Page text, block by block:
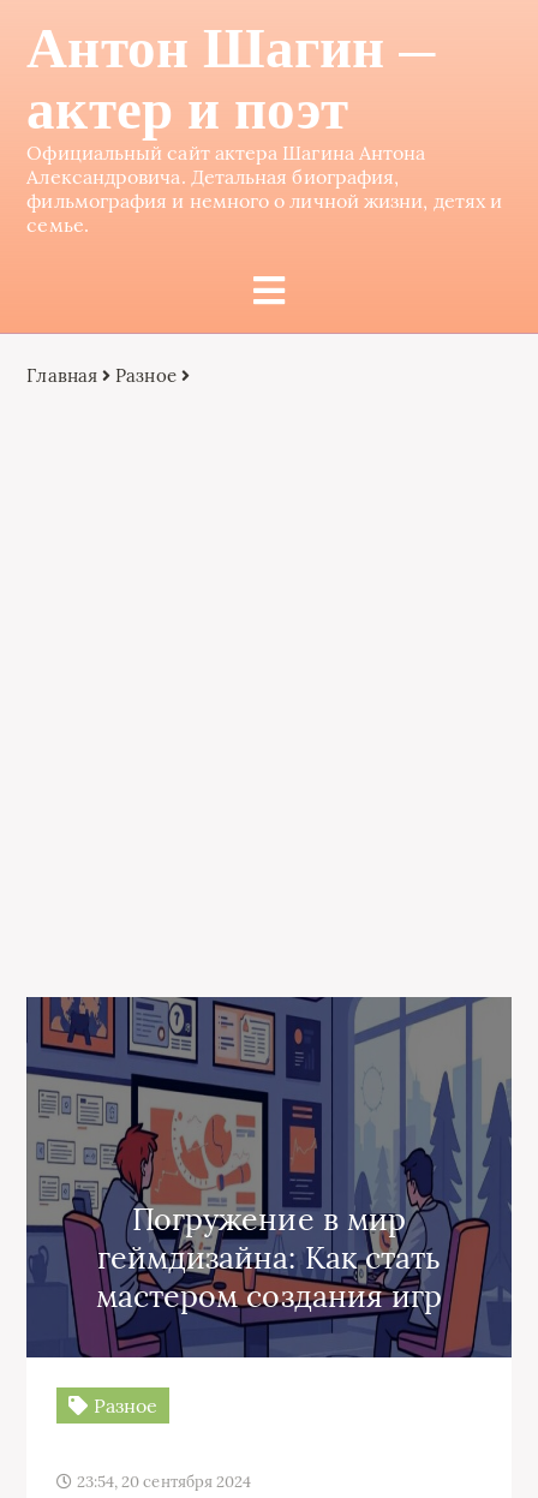
Антон Шагин —
актер и поэт
Официальный сайт актера Шагина Антона
Александровича. Детальная биография,
фильмография и немного о личной жизни, детях и
семье.
Главная Разное
Погружение в мир
геймдизайна: Как стать
мастером создания игр
Разное
23:54, 20 сентября 2024